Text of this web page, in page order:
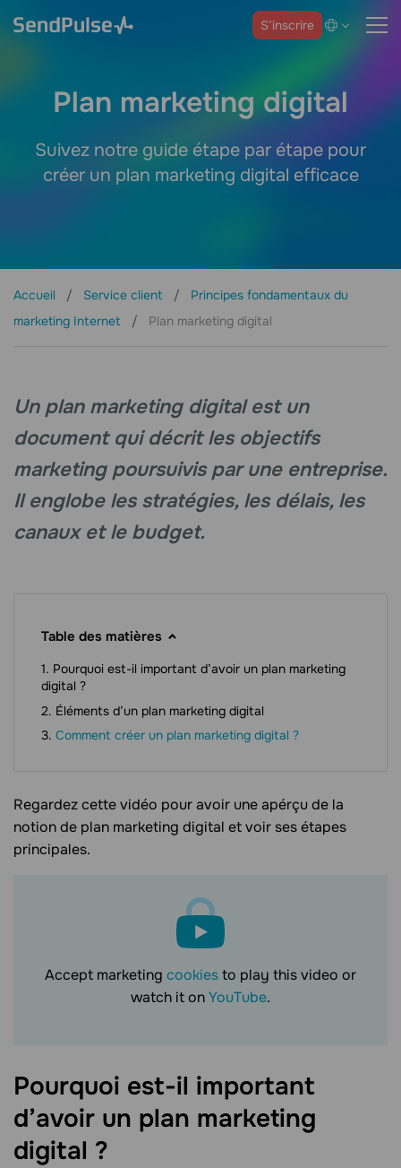
S’inscrire
Plan marketing digital
Suivez notre guide étape par étape pour
créer un plan marketing digital efficace
Accueil Service client
Principes fondamentaux du
marketing Internet
Plan marketing digital
Un plan marketing digital est un
document qui décrit les objectifs
marketing poursuivis par une entreprise.
Il englobe les stratégies, les délais, les
canaux et le budget.
Table des matières
Pourquoi est-il important d’avoir un plan marketing
digital ?
Éléments d’un plan marketing digital
Comment créer un plan marketing digital ?
Regardez cette vidéo pour avoir une apérçu de la
notion de plan marketing digital et voir ses étapes
principales.
Accept marketing cookiesto play this video or
watch it onYouTube.
Pourquoi est-il important
d’avoir un plan marketing
digital ?